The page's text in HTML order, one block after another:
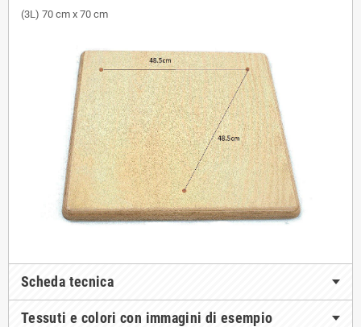
(3L) 70 cm x 70 cm
Scheda tecnica
Tessuti e colori con immagini di esempio